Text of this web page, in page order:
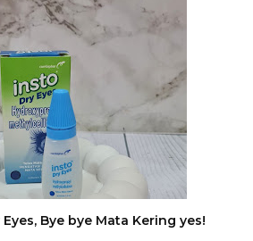
Bye bye Mata Kering yes!